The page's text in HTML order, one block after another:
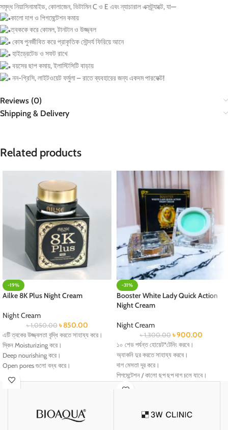
সমৃদ্ধ নিয়াসিনামাইড, কোলাজেন, ভিটামিন C ও E এবং ন্যাচারাল এক্সট্র্যাক্টে, যা—
কালো দাগ ও পিগমেন্টেশন কমায়
ত্বককে করে কোমল, টানটান ও উজ্জ্বল
কোষ পুনর্জীবিত করে প্রাকৃতিক সৌন্দর্য ফিরিয়ে আনে
হাইড্রেটেড ও সফট রাখে
বয়সের ছাপ কমায়, ইলাস্টিসিটি বাড়ায়
নন-গ্রিসি, লাইটওয়েট ফর্মুলা – রাতে ব্যবহারের জন্য একদম পারফেক্ট!
Reviews (0)
Shipping & Delivery
Related products
-19%
Ailke 8K Plus Night Cream
Night Cream
৳1,050.00 ৳850.00
এটি ত্বকের উজ্জ্বলতা বৃদ্ধি করতে সাহায্য করে।
স্কিন Moisturizing করে।
Deep nourishing করে।
Open pores গুলো বন্ধ করে।
এটি ত্বকের সজীবতা বজায় রাখে।
স্কিন এর সব ধরনের প্রবলেম দূর করে আরো উজ্জল
-31%
Booster White Lady Quick Action
Night Cream
Night Cream
৳1,300.00 ৳900.00
১০ শেড পর্যন্ত হোয়েট*টেনিং করবে।
অ্যাকনি দুর করতে সাহায্য করবে।
দাগ মেসতা দূর করে।
পিগমেন্টেশন / কালো ছপ ছপ দাগ চলে যাবে।
মুখের দাগ চোখের নিচের কালো দাগ চলে যাবে।